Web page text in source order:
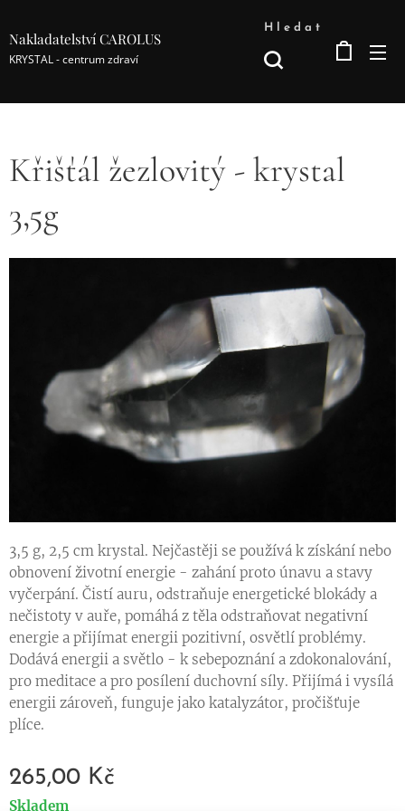
Nakladatelství CAROLUS
KRYSTAL - centrum zdraví
Hledat
Křišťál žezlovitý - krystal
3,5g
3,5 g, 2,5 cm krystal. Nejčastěji se používá k získání nebo
obnovení životní energie - zahání proto únavu a stavy
vyčerpání. Čistí auru, odstraňuje energetické blokády a
nečistoty v auře, pomáhá z těla odstraňovat negativní
energie a přijímat energii pozitivní, osvětlí problémy.
Dodává energii a světlo - k sebepoznání a zdokonalování,
pro meditace a pro posílení duchovní síly. Přijímá i vysílá
energii zároveň, funguje jako katalyzátor, pročišťuje
plíce.
265,00 Kč
Skladem